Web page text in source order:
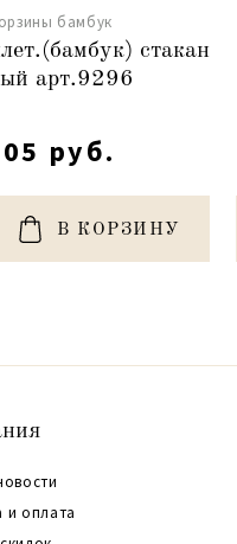
бамбук
стакан
арт.9296
руб.
В КОРЗИНУ
и оплата